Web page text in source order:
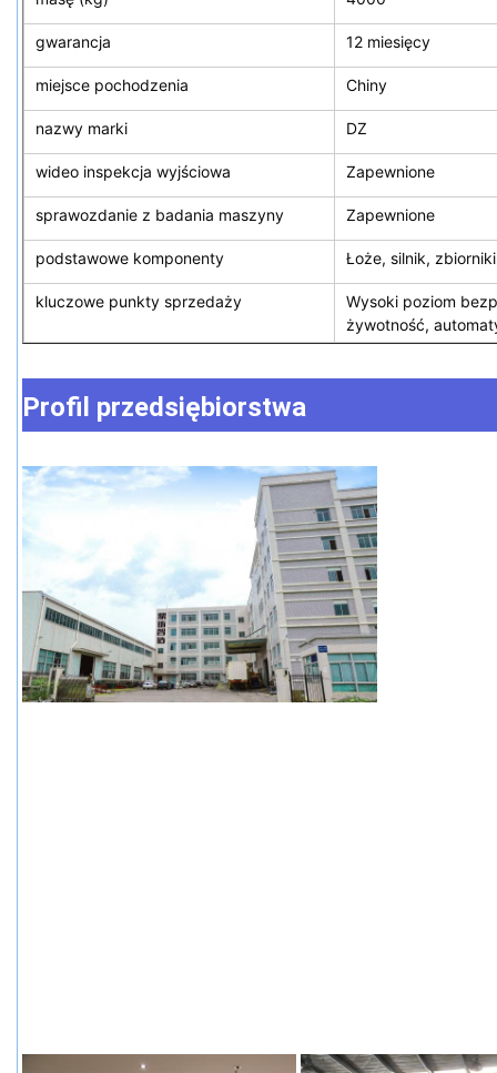
gwarancja 12 miesięcy
miejsce pochodzenia Chiny
nazwy marki DZ
wideo inspekcja wyjściowa Zapewnione
sprawozdanie z badania maszyny Zapewnione
podstawowe komponenty Łoże, silnik,
kluczowe punkty sprzedaży
Wysoki poziom
żywotność,
Profil przedsiębiorstwa